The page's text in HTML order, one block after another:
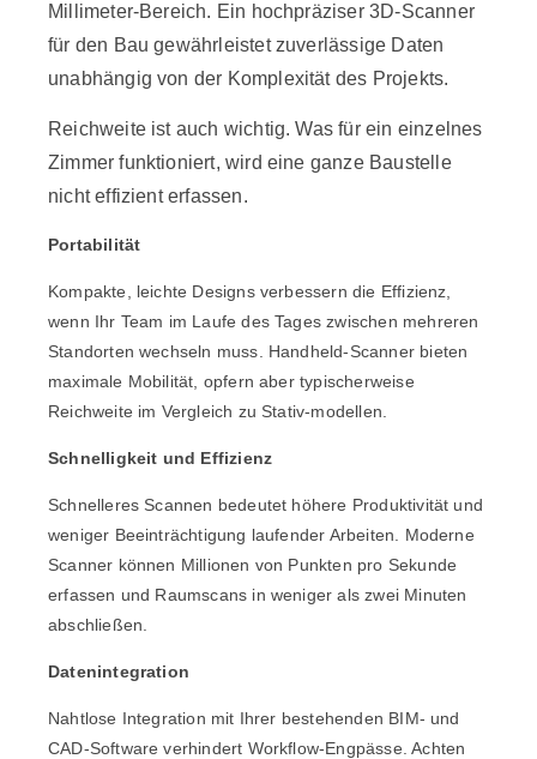
Millimeter-Bereich. Ein hochpräziser 3D-Scanner
für den Bau gewährleistet zuverlässige Daten
unabhängig von der Komplexität des Projekts.
Reichweite ist auch wichtig. Was für ein einzelnes
Zimmer funktioniert, wird eine ganze Baustelle
nicht effizient erfassen.
Portabilität
Kompakte, leichte Designs verbessern die Effizienz,
wenn Ihr Team im Laufe des Tages zwischen mehreren
Standorten wechseln muss. Handheld-Scanner bieten
maximale Mobilität, opfern aber typischerweise
Reichweite im Vergleich zu Stativ-modellen.
Schnelligkeit und Effizienz
Schnelleres Scannen bedeutet höhere Produktivität und
weniger Beeinträchtigung laufender Arbeiten. Moderne
Scanner können Millionen von Punkten pro Sekunde
erfassen und Raumscans in weniger als zwei Minuten
abschließen.
Datenintegration
Nahtlose Integration mit Ihrer bestehenden BIM- und
CAD-Software verhindert Workflow-Engpässe. Achten